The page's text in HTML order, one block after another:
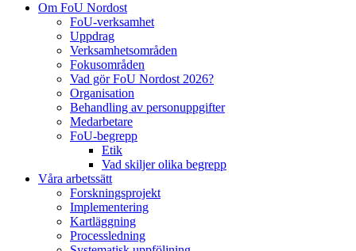
Om FoU Nordost
FoU-verksamhet
Uppdrag
Verksamhetsområden
Fokusområden
Vad gör FoU Nordost 2026?
Organisation
Behandling av personuppgifter
Medarbetare
FoU-begrepp
Etik
Vad skiljer olika begrepp
Våra arbetssätt
Forskningsprojekt
Implementering
Kartläggning
Processledning